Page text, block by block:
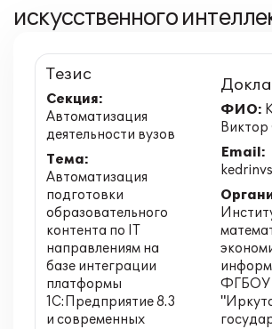
искусственного
Тезис
Секция:
Автоматизация
деятельности вузов
Тема:
Автоматизация
подготовки
образовательного
контента по IT
направлениям на
базе интеграции
платформы
1С:Предприятие 8.3
и современных
ФИО:
Виктор
Email:
ФГБОУ